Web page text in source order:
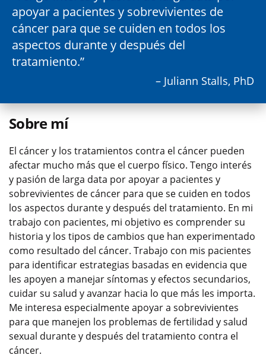
apoyar a pacientes y sobrevivientes de
cáncer para que se cuiden en todos los
aspectos durante y después del
tratamiento.
– Juliann Stalls, PhD
Sobre mí
El cáncer y los tratamientos contra el cáncer pueden
afectar mucho más que el cuerpo físico. Tengo interés
y pasión de larga data por apoyar a pacientes y
sobrevivientes de cáncer para que se cuiden en todos
los aspectos durante y después del tratamiento. En mi
trabajo con pacientes, mi objetivo es comprender su
historia y los tipos de cambios que han experimentado
como resultado del cáncer. Trabajo con mis pacientes
para identificar estrategias basadas en evidencia que
les apoyen a manejar síntomas y efectos secundarios,
cuidar su salud y avanzar hacia lo que más les importa.
Me interesa especialmente apoyar a sobrevivientes
para que manejen los problemas de fertilidad y salud
sexual durante y después del tratamiento contra el
cáncer.